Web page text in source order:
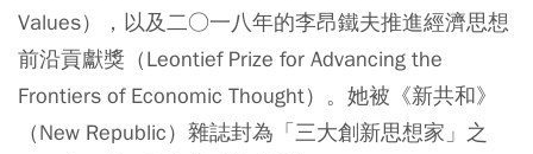
Values），以及二○一八年的李昂鐵夫推進經濟思想
前沿貢獻獎（Leontief Prize for Advancing the
Frontiers of Economic Thought）。她被《新共和》
（New Republic）雜誌封為「三大創新思想家」之